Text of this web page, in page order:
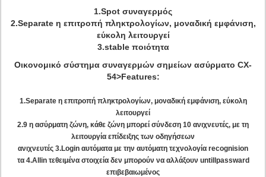
1.Spot συναγερμός
2.Separate η επιτροπή πληκτρολογίων, μοναδική εμφάνιση,
εύκολη λειτουργεί
3.stable ποιότητα
Οικονομικό σύστημα συναγερμών σημείων ασύρματο CX-
54>Features:
1.Separate η επιτροπή πληκτρολογίων, μοναδική εμφάνιση, εύκολη
λειτουργεί
2.9 η ασύρματη ζώνη, κάθε ζώνη μπορεί σύνδεση 10 ανιχνευτές, με τη
λειτουργία επίδειξης των οδηγήσεων
ανιχνευτές 3.Login αυτόματα με την αυτόματη τεχνολογία recognision
τα 4.Allin τεθειμένα στοιχεία δεν μπορούν να αλλάξουν untillpassward
επιβεβαιωμένος